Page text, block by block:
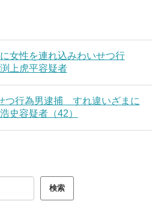
女性を連れ込みわいせつ行
上虎平容疑者
つ行為男逮捕 すれ違いざまに
史容疑者（42）
検索